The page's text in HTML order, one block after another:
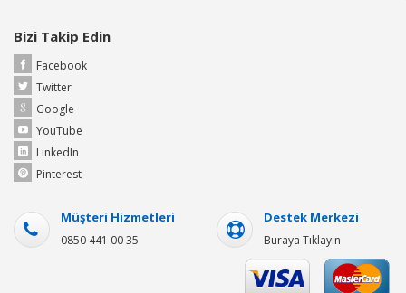
Bizi Takip Edin
Facebook
Twitter
Google
YouTube
LinkedIn
Pinterest
Müşteri Hizmetleri
0850 441 00 35
Destek Merkezi
Buraya Tıklayın